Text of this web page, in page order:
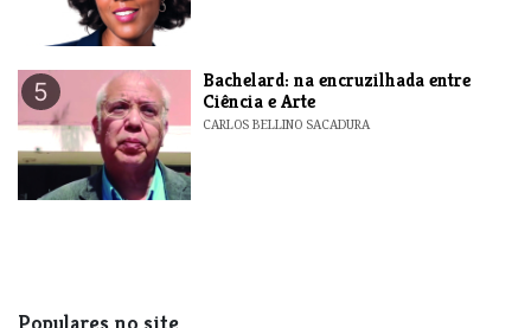
5
Bachelard: na encruzilhada entre
Ciência e Arte
CARLOS BELLINO SACADURA